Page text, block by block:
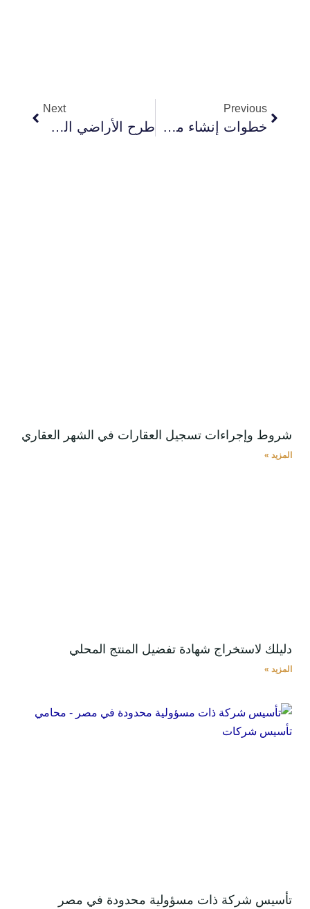
Previous
خطوات إنشاء مصنع في مصر
Next
طرح الأراضي الصناعية عبر منصة مصر الصناعية الرقمية: دليلك الكامل للاستثمار الصناعي في مصر
شروط وإجراءات تسجيل العقارات في الشهر العقاري
المزيد »
دليلك لاستخراج شهادة تفضيل المنتج المحلي
المزيد »
تأسيس شركة ذات مسؤولية محدودة في مصر